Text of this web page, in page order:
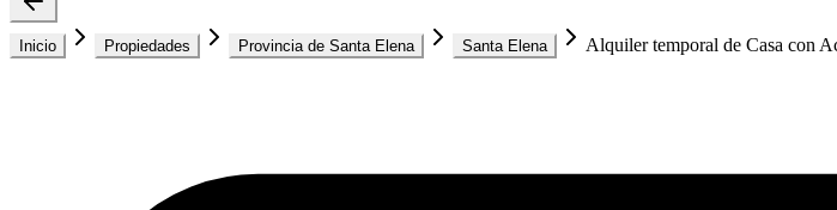
Inicio Propiedades Provincia de Santa Elena Santa Elena Alquiler temporal de Casa con